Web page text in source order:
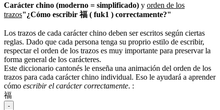
Carácter chino (moderno = simplificado) y orden de los
trazos"¿Cómo escribir 福 ( fuk1 ) correctamente?"
Los trazos de cada carácter chino deben ser escritos según ciertas
reglas. Dado que cada persona tenga su proprio estilo de escribir,
respectar el orden de los trazos es muy importante para preservar la
forma general de los carácteres.
Este diccionario cantonés le enseña una animación del orden de los
trazos para cada carácter chino individual. Eso le ayudará a aprender
cómo escribir el carácter correctamente. :
福
-